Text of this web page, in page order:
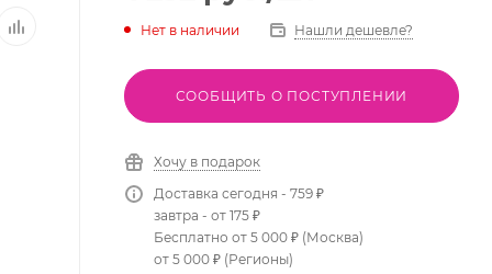
Нет в наличии Нашли дешевле?
СООБЩИТЬ О ПОСТУПЛЕНИИ
Хочу в подарок
Доставка сегодня - 759 ₽
завтра - от 175 ₽
Бесплатно от 5 000 ₽ (Москва)
от 5 000 ₽ (Регионы)